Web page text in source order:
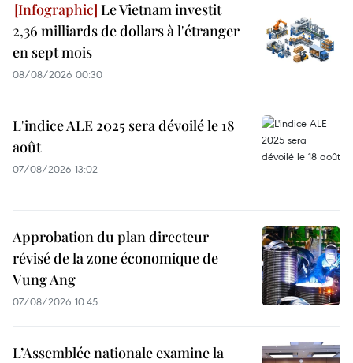
Le Vietnam investit
2,36 milliards de dollars à l'étranger
en sept mois
08/08/2026 00:30
L'indice ALE 2025 sera dévoilé le 18
août
07/08/2026 13:02
Approbation du plan directeur
révisé de la zone économique de
Vung Ang
07/08/2026 10:45
L’Assemblée nationale examine la